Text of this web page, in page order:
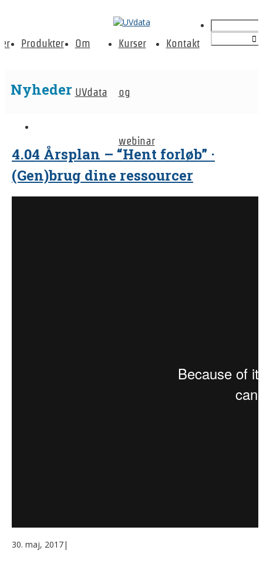
Produkter Om
UVdata
Kurser
og
webinar
Kontakt
Nyheder
4.04 Årsplan – “Hent forløb” ·
(Gen)brug dine ressourcer
30. maj, 2017|